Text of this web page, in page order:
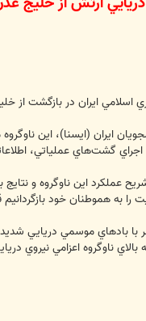
اسلامي ايران در بازگشت از
ايران (ايسنا)، اين
اجراي گشت‌هاي عملياتي،
عملكرد اين ناوگروه و
را به هموطنان خود
با بادهاي موسمي دريايي
ناوگروه اعزامي نيروي